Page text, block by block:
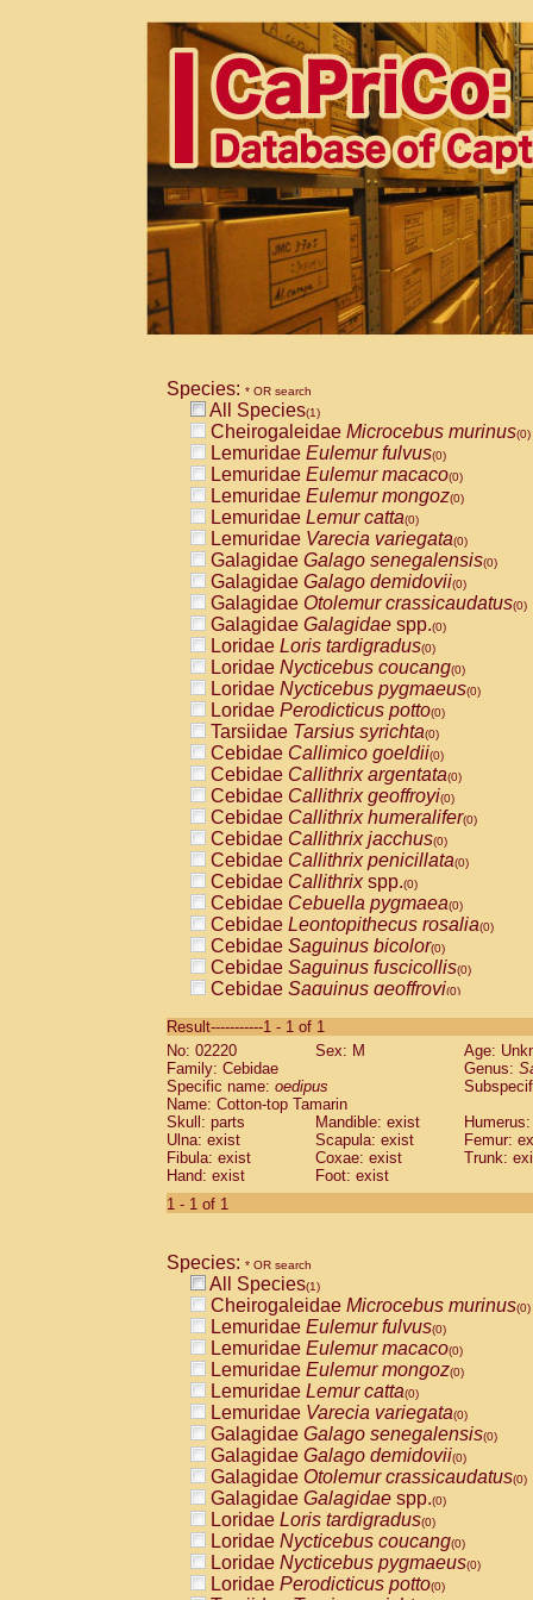
Species: * OR search
All Species(1)
Cheirogaleidae Microcebus murinus(0)
Lemuridae Eulemur fulvus(0)
Lemuridae Eulemur macaco(0)
Lemuridae Eulemur mongoz(0)
Lemuridae Lemur catta(0)
Lemuridae Varecia variegata(0)
Galagidae Galago senegalensis(0)
Galagidae Galago demidovii(0)
Galagidae Otolemur crassicaudatus(0)
Galagidae Galagidae spp.(0)
Loridae Loris tardigradus(0)
Loridae Nycticebus coucang(0)
Loridae Nycticebus pygmaeus(0)
Loridae Perodicticus potto(0)
Tarsiidae Tarsius syrichta(0)
Cebidae Callimico goeldii(0)
Cebidae Callithrix argentata(0)
Cebidae Callithrix geoffroyi(0)
Cebidae Callithrix humeralifer(0)
Cebidae Callithrix jacchus(0)
Cebidae Callithrix penicillata(0)
Cebidae Callithrixspp.(0)
Cebidae Cebuella pygmaea(0)
Cebidae Leontopithecus rosalia(0)
Cebidae Saguinus bicolor(0)
Cebidae Saguinus fuscicollis(0)
Cebidae Saguinus geoffroyi(0)
CebidaeSaguinus labiatus(0)
Cebidae Saguinus leucopus (0)
Cebidae
CebidaeSaguinus mystax
Cebidae Saguinus nigricollis (0)
Cebidae Saguinus oedipus
Cebidae Saguinus weddelli
Cebidae Saguinusspp.
Cebidae
CebidaeCebus capucinus
CebidaeCebus nigrivittatus
CebidaeCebus spp.(0)
CebidaeSaimiri boliviensis(0)
CebidaeSaimiri sciureus(0)
AtelidaeAlouatta caraya(0)
AtelidaeAlouatta fusca(0)
AtelidaeAlouatta seniculus(0)
AtelidaeAlouattaspp.(0)
AtelidaeAteles belzebuth(0)
AtelidaeAteles geoffroyi(0)
AtelidaeAteles paniscus(0)
AtelidaeAtelesspp.(0)
AtelidaeLagothrix lagothricha(0)
AtelidaeLagothrix lagothricha cana
PitheciidaeCacajao calvus
Result-----------1 - 1 of 1
No: 02220
Sex: M
Age:
Family: Cebidae
Genus:
Specific name: oedipus
Name: Cotton-top Tamarin
Skull: parts
Mandible: exist
Ulna: exist
Scapula: exist
Femur:
Fibula: exist
Coxae: exist
Trunk:
Hand: exist
Foot: exist
1 - 1 of 1
Species: * OR search
All Species(1)
Cheirogaleidae Microcebus murinus(0)
Lemuridae Eulemur fulvus(0)
Lemuridae Eulemur macaco(0)
Lemuridae Eulemur mongoz(0)
Lemuridae Lemur catta(0)
Lemuridae Varecia variegata(0)
Galagidae Galago senegalensis(0)
Galagidae Galago demidovii(0)
Galagidae Otolemur crassicaudatus(0)
Galagidae Galagidae spp.(0)
Loridae Loris tardigradus(0)
Loridae Nycticebus coucang(0)
Loridae Nycticebus pygmaeus(0)
Loridae Perodicticus potto(0)